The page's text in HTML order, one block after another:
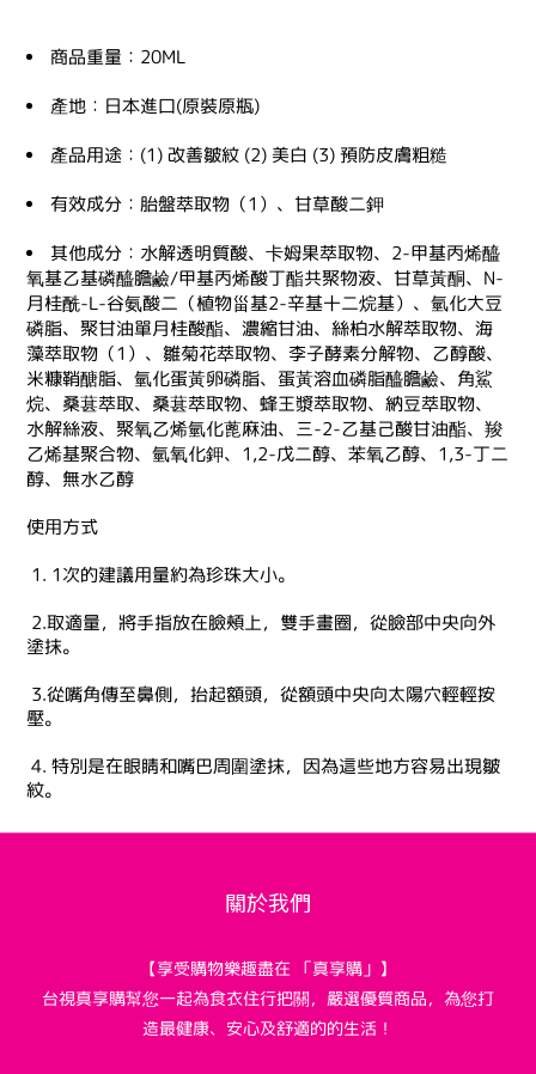
商品重量：20ML
產地：日本進口(原裝原瓶)
產品用途：(1) 改善皺紋 (2) 美白 (3) 預防皮膚粗糙
有效成分：胎盤萃取物（1）、甘草酸二鉀
其他成分：水解透明質酸、卡姆果萃取物、2-甲基丙烯醯
氧基乙基磷醯膽鹼/甲基丙烯酸丁酯共聚物液、甘草黃酮、N-
月桂酰-L-谷氨酸二（植物甾基2-辛基十二烷基）、氫化大豆
磷脂、聚甘油單月桂酸酯、濃縮甘油、絲柏水解萃取物、海
藻萃取物（1）、雛菊花萃取物、李子酵素分解物、乙醇酸、
米糠鞘醣脂、氫化蛋黃卵磷脂、蛋黃溶血磷脂醯膽鹼、角鯊
烷、桑葚萃取、桑葚萃取物、蜂王漿萃取物、納豆萃取物、
水解絲液、聚氧乙烯氫化蓖麻油、三-2-乙基己酸甘油酯、羧
乙烯基聚合物、氫氧化鉀、1,2-戊二醇、苯氧乙醇、1,3-丁二
醇、無水乙醇
使用方式
1. 1次的建議用量約為珍珠大小。
2.取適量，將手指放在臉頰上，雙手畫圈，從臉部中央向外
塗抹。
3.從嘴角傳至鼻側，抬起額頭，從額頭中央向太陽穴輕輕按
壓。
4. 特別是在眼睛和嘴巴周圍塗抹，因為這些地方容易出現皺
紋。
關於我們
【享受購物樂趣盡在 「真享購」】
台視真享購幫您一起為食衣住行把關，嚴選優質商品，為您打
造最健康、安心及舒適的的生活！